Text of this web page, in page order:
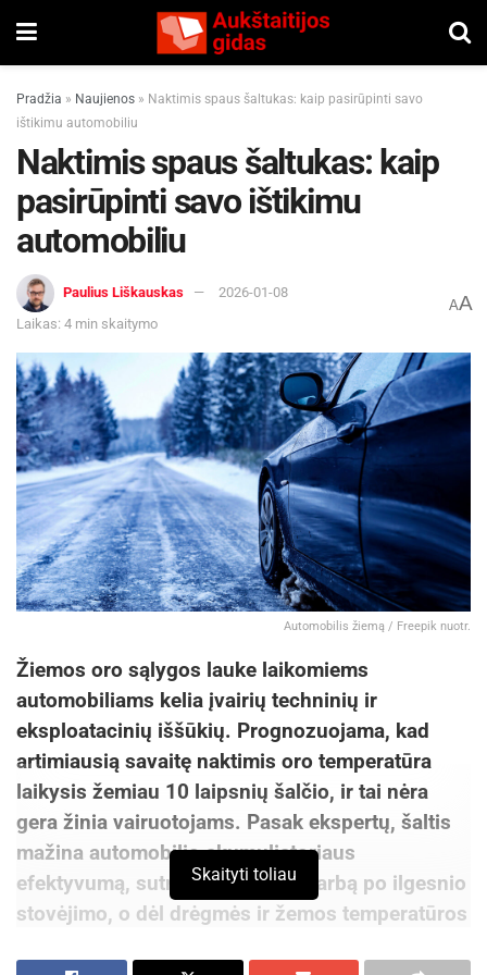
Pradžia » Naujienos » Naktimis spaus šaltukas: kaip pasirūpinti savo
ištikimu automobiliu
Naktimis spaus šaltukas: kaip
pasirūpinti savo ištikimu
automobiliu
Paulius Liškauskas
2026-01-08
Laikas: 4 min skaitymo
AA
Automobilis žiemą / Freepik nuotr.
Žiemos oro sąlygos lauke laikomiems
automobiliams kelia įvairių techninių ir
eksploatacinių iššūkių. Prognozuojama, kad
artimiausią savaitę naktimis oro temperatūra
laikysis žemiau 10 laipsnių šalčio, ir tai nėra
gera žinia vairuotojams. Pasak ekspertų, šaltis
mažina automobilio akumuliatoriaus
efektyvumą, sutrikdo stabdžių darbą po ilgesnio
stovėjimo, o dėl drėgmės ir žemos temperatūros
Skaityti toliau